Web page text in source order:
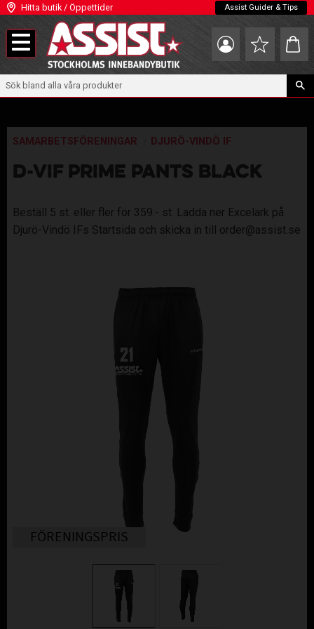
Meny
Hitta butik / Öppettider Assist Guider & Tips
Favoriter
SAMARBETSFÖRENINGAR DJURÖ-VINDÖ IF
D-VIF PRIME PANTS BLACK
Beställ 5 st. eller fler för 359:- st. Ladda ner Excelark på
Djurö-Vindö IFs Startsida och skicka in till order@assist.se
FÖRENINGSPRIS